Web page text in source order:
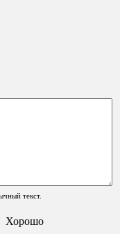
текст.
Хорошо